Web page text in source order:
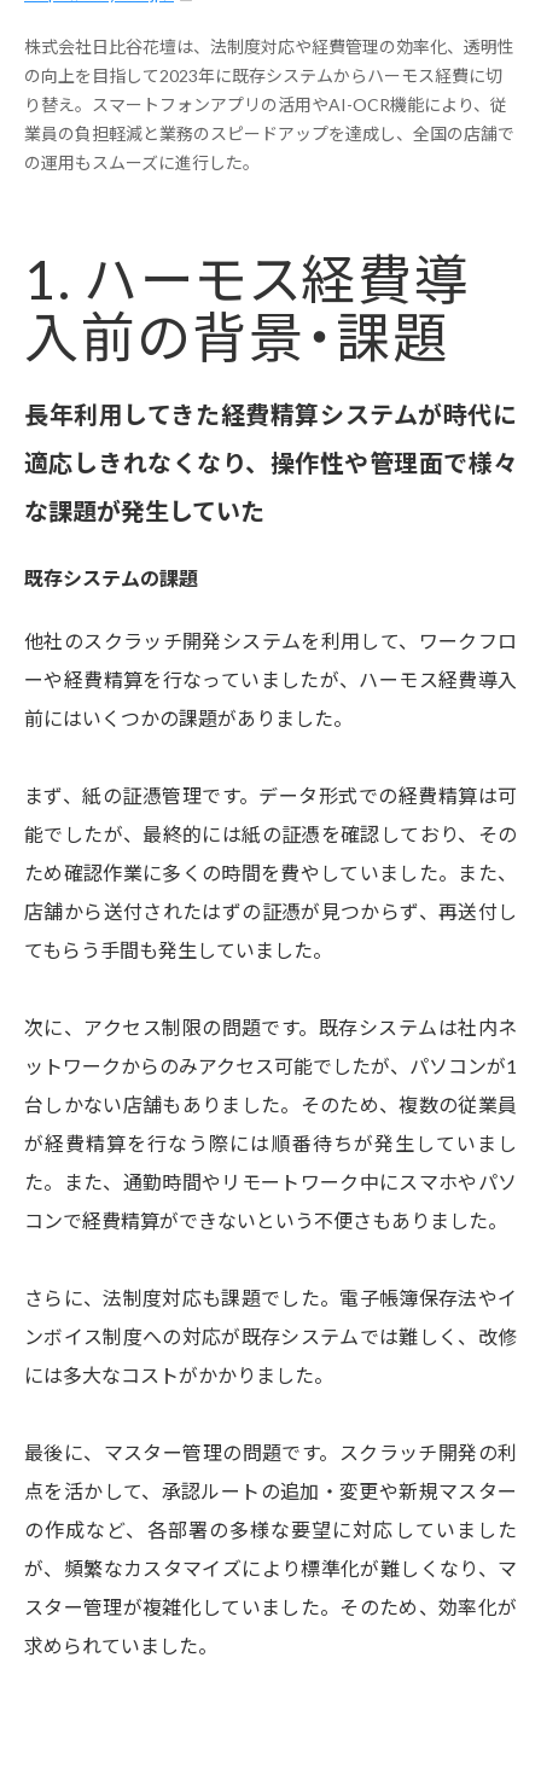
株式会社日比谷花壇は、法制度対応や経費管理の効率化、透明性
の向上を目指して2023年に既存システムからハーモス経費に切
り替え。スマートフォンアプリの活用やAI-OCR機能により、従
業員の負担軽減と業務のスピードアップを達成し、全国の店舗で
の運用もスムーズに進行した。
1. ハーモス経費導
入前の背景・課題
長年利用してきた経費精算システムが時代に
適応しきれなくなり、操作性や管理面で様々
な課題が発生していた
既存システムの課題
他社のスクラッチ開発システムを利用して、ワークフロ
ーや経費精算を行なっていましたが、ハーモス経費導入
前にはいくつかの課題がありました。
まず、紙の証憑管理です。データ形式での経費精算は可
能でしたが、最終的には紙の証憑を確認しており、その
ため確認作業に多くの時間を費やしていました。また、
店舗から送付されたはずの証憑が見つからず、再送付し
てもらう手間も発生していました。
次に、アクセス制限の問題です。既存システムは社内ネ
ットワークからのみアクセス可能でしたが、パソコンが1
台しかない店舗もありました。そのため、複数の従業員
が経費精算を行なう際には順番待ちが発生していまし
た。また、通勤時間やリモートワーク中にスマホやパソ
コンで経費精算ができないという不便さもありました。
さらに、法制度対応も課題でした。電子帳簿保存法やイ
ンボイス制度への対応が既存システムでは難しく、改修
には多大なコストがかかりました。
最後に、マスター管理の問題です。スクラッチ開発の利
点を活かして、承認ルートの追加・変更や新規マスター
の作成など、各部署の多様な要望に対応していました
が、頻繁なカスタマイズにより標準化が難しくなり、マ
スター管理が複雑化していました。そのため、効率化が
求められていました。